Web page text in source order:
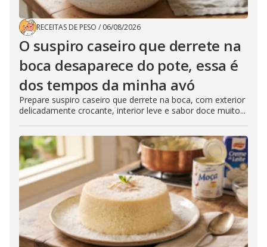
RECEITAS DE PESO / 06/08/2026
O suspiro caseiro que derrete na
boca desaparece do pote, essa é
dos tempos da minha avó
Prepare suspiro caseiro que derrete na boca, com exterior
delicadamente crocante, interior leve e sabor doce muito...